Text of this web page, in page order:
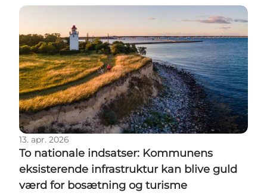
To nationale indsatser: Kommunens
13. apr. 2026
To nationale indsatser: Kommunens
eksisterende infrastruktur kan blive guld
værd for bosætning og turisme